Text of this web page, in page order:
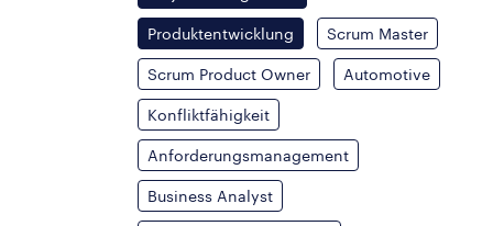
Produktentwicklung Scrum Master
Scrum Product Owner Automotive
Konfliktfähigkeit
Anforderungsmanagement
Business Analyst